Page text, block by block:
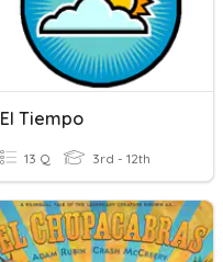
El Tiempo
13 Q 3rd - 12th